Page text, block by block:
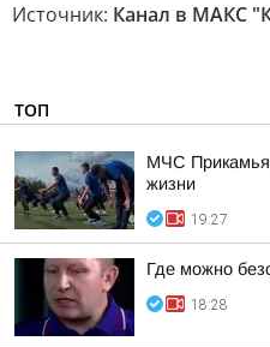
Источник: Канал в МАКС
ТОП
МЧС Прикамья
жизни
19:27
Где можно
18:28